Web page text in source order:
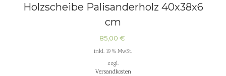
Holzscheibe Palisanderholz 40x38x6
cm
85,00 €
inkl. 19 % MwSt.
zzgl.
Versandkosten